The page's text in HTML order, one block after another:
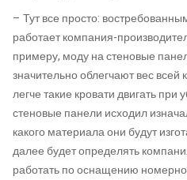
– Тут все просто:
работает компания-
примеру, моду на стеновые
значительно облегчают вес всей
легче такие кровати двигать
стеновые панели исходил
какого материала они будут
далее будет определять
работать по оснащению